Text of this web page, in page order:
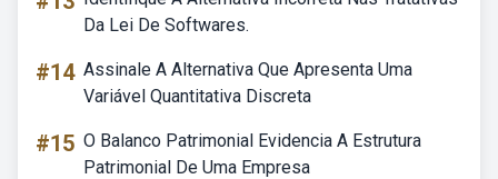
Da Lei De Softwares.
#14 Assinale A Alternativa Que Apresenta Uma
Variável Quantitativa Discreta
#15 O Balanco Patrimonial Evidencia A Estrutura
Patrimonial De Uma Empresa